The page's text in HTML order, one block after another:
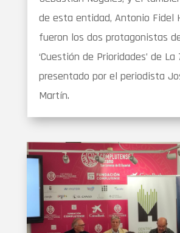
de esta entidad, Antonio Fidel
fueron los dos protagonistas
‘Cuestión de Prioridades’ de
presentado por el periodista
Martín.